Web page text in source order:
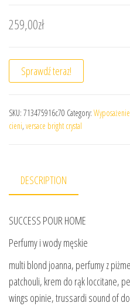
259,00zł
Sprawdź teraz!
SKU: 713475916c70 Category:
cieni, versace bright crystal
DESCRIPTION
SUCCESS POUR HOME
Perfumy i wody męskie
multi blond joanna, perfumy z
patchouli, krem do rąk loccitane,
wings opinie, trussardi sound of